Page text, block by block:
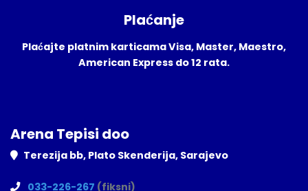
Plaćanje
Plaćajte platnim karticama Visa, Master, Maestro,
American Express do 12 rata.
Arena Tepisi doo
Terezija bb, Plato Skenderija, Sarajevo
033-226-267 (fiksni)